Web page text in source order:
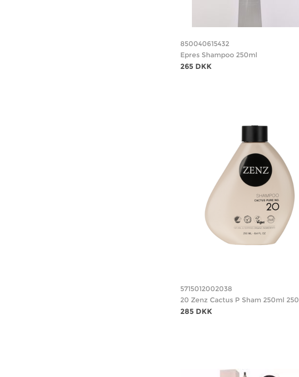
850040615432
Epres Shampoo 250ml
265 DKK
5715012002038
20 Zenz Cactus P Sham 250ml 250
285 DKK